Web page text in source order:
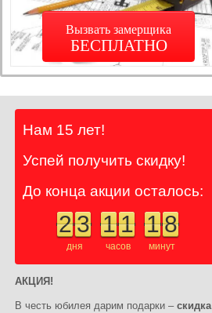
Вызвать замерщика
БЕСПЛАТНО
Нам 15 лет!
Успей получить скидку!
До конца акции осталось:
23
дня
11
часов
18
минут
АКЦИЯ!
В честь юбилея дарим подарки – скидка